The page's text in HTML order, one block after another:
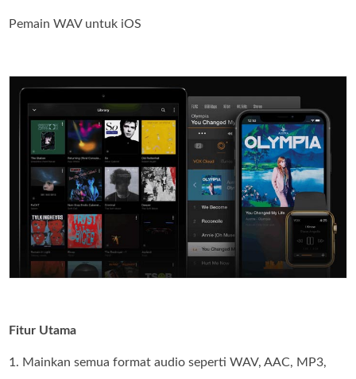
Pemain WAV untuk iOS
Fitur Utama
1. Mainkan semua format audio seperti WAV, AAC, MP3,